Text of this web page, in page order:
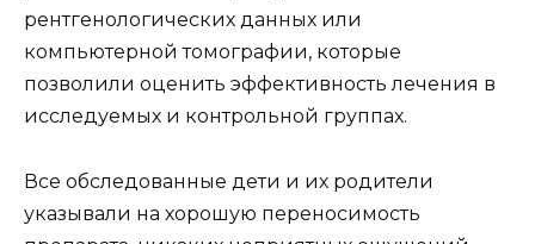
рентгенологических данных или
компьютерной томографии, которые
позволили оценить эффективность лечения в
исследуемых и контрольной группах.
Все обследованные дети и их родители
указывали на хорошую переносимость